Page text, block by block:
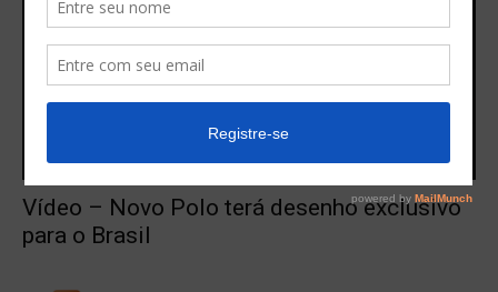
Vídeo – Novo Polo terá desenho exclusivo
para o Brasil